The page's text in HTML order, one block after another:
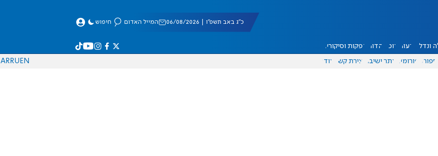
כ"ג באב תשפ"ו | 06/08/2026 המייל האדום חיפוש
ונדל"ן דעות אוכל יהדות הפקות וסיקורים
ספורט פורומים אתר ישיבה יצירת קשר עוד EN
RU
AR